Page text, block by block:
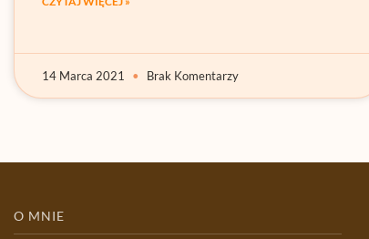
14 Marca 2021 Brak Komentarzy
O MNIE